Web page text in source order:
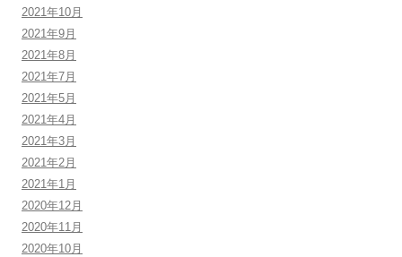
2021年10月
2021年9月
2021年8月
2021年7月
2021年5月
2021年4月
2021年3月
2021年2月
2021年1月
2020年12月
2020年11月
2020年10月